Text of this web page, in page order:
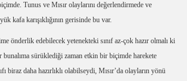
Tunus ve Mısır olaylarını değerlendirmede ve
kafa karışıklığının gerisinde bu var.
önderlik edebilecek yetenekteki sınıf az-çok hazır olmalı ki
sürüklediği zaman etkin bir biçimde harekete
biraz daha hazırlıklı olabilseydi, Mısır’da olayların yönü